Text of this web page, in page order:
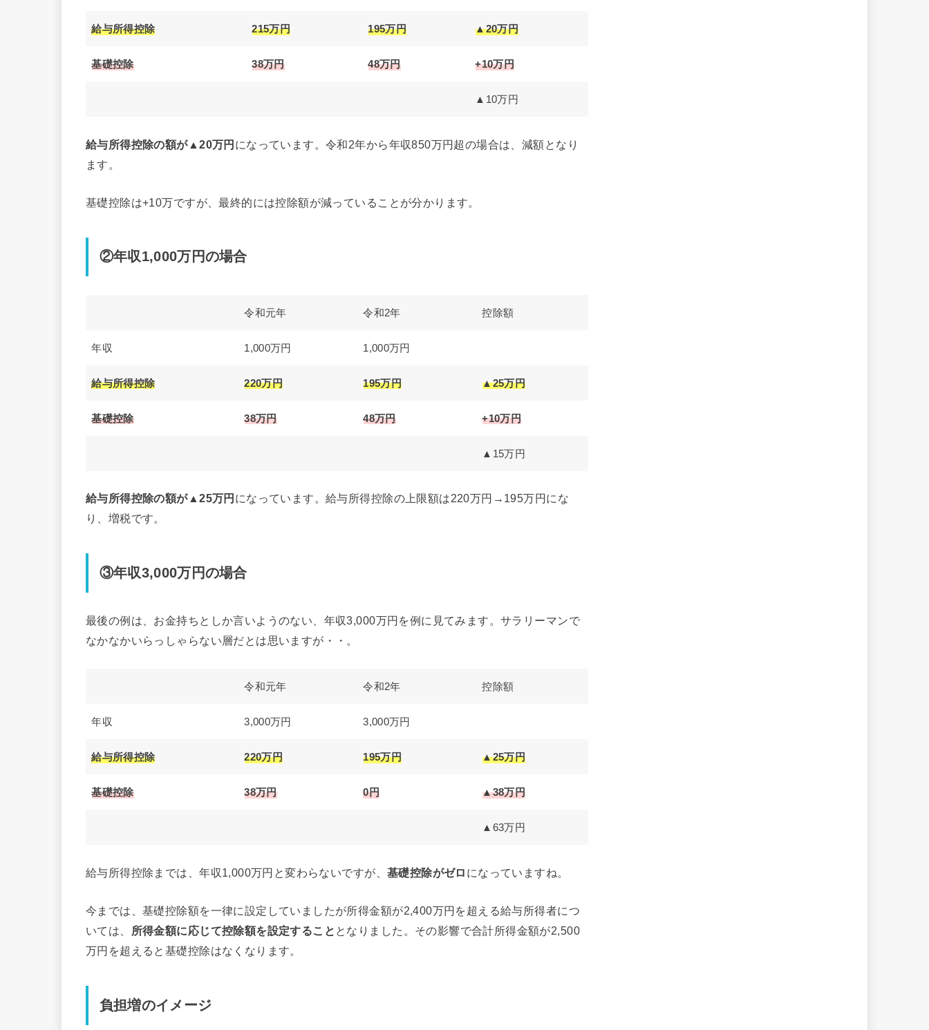
給与所得控除 215万円 195万円 ▲20万円
基礎控除 38万円 48万円 +10万円
▲10万円
給与所得控除の額が▲20万円 になっています。令和2年から年収850万円超の場合は、減額となり
ます。
基礎控除は+10万ですが、最終的には控除額が減っていることが分かります。
②年収1,000万円の場合
令和元年 令和2年 控除額
年収 1,000万円 1,000万円
給与所得控除 220万円 195万円 ▲25万円
基礎控除 38万円 48万円 +10万円
▲15万円
給与所得控除の額が▲25万円 になっています。給与所得控除の上限額は220万円→195万円にな
り、増税です。
③年収3,000万円の場合
最後の例は、お金持ちとしか言いようのない、年収3,000万円を例に見てみます。サラリーマンで
なかなかいらっしゃらない層だとは思いますが・・。
令和元年 令和2年 控除額
年収 3,000万円 3,000万円
給与所得控除 220万円 195万円 ▲25万円
基礎控除 38万円 0円 ▲38万円
▲63万円
給与所得控除までは、年収1,000万円と変わらないですが、 基礎控除がゼロ になっていますね。
今までは、基礎控除額を一律に設定していましたが所得金額が2,400万円を超える給与所得者につ
いては、
所得金額に応じて控除額を設定すること となりました。その影響で合計所得金額が2,500
万円を超えると基礎控除はなくなります。
負担増のイメージ